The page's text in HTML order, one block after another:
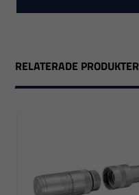
RELATERADE PRODUKTER